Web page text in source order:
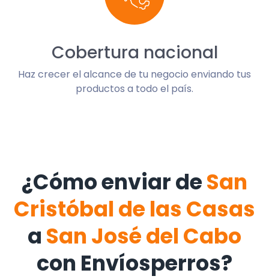
Cobertura nacional
Haz crecer el alcance de tu negocio enviando tus
productos a todo el país.
¿Cómo enviar deSan
Cristóbal de las Casas
a San José del Cabo
con Envíosperros?